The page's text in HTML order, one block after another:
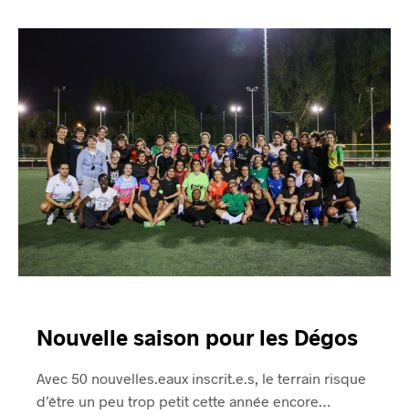
Nouvelle saison pour les Dégos
Avec 50 nouvelles.eaux inscrit.e.s, le terrain risque
d’être un peu trop petit cette année encore…